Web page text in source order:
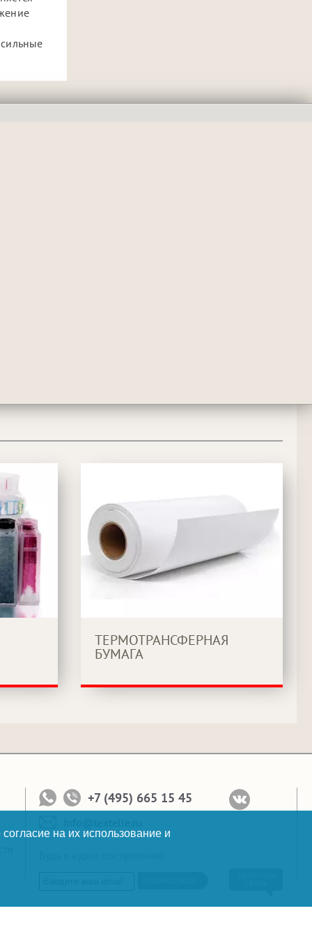
ТЕРМОТРАНСФЕРНАЯ
БУМАГА
+7 (495) 665 15 45
на их использование и